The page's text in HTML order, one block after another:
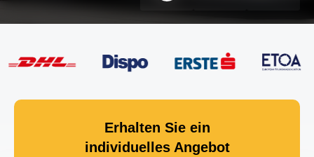
Erhalten Sie ein
individuelles Angebot